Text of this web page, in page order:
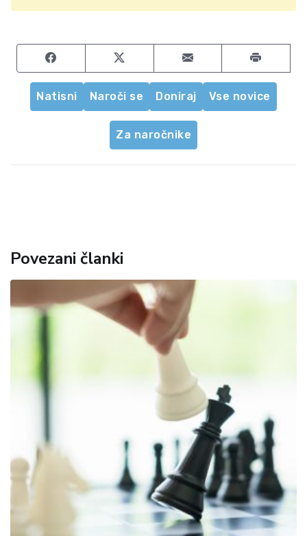
Share on FacebookShare on TwitterShare by email
Natisni Naroči se Doniraj Vse novice
Za naročnike
Povezani članki